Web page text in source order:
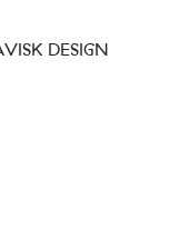
DESIGN